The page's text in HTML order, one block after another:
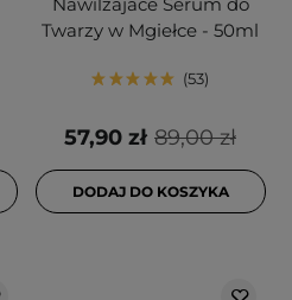
Twarzy w Mgiełce - 50ml
53
89,00 zł
57,90 zł
DODAJ DO KOSZYKA